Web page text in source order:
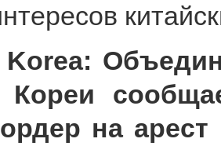
Korea:
на